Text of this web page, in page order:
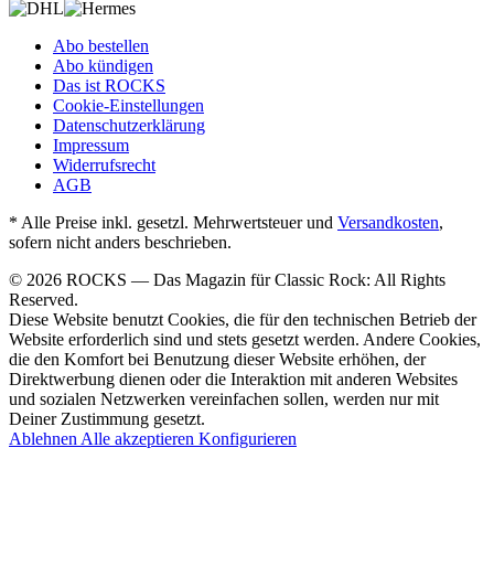
Abo bestellen
Abo kündigen
Das ist ROCKS
Cookie-Einstellungen
Datenschutzerklärung
Impressum
Widerrufsrecht
AGB
* Alle Preise inkl. gesetzl. Mehrwertsteuer und Versandkosten,
sofern nicht anders beschrieben.
© 2026 ROCKS — Das Magazin für Classic Rock: All Rights
Reserved.
Diese Website benutzt Cookies, die für den technischen Betrieb der
Website erforderlich sind und stets gesetzt werden. Andere Cookies,
die den Komfort bei Benutzung dieser Website erhöhen, der
Direktwerbung dienen oder die Interaktion mit anderen Websites
und sozialen Netzwerken vereinfachen sollen, werden nur mit
Deiner Zustimmung gesetzt.
Ablehnen Alle akzeptieren Konfigurieren